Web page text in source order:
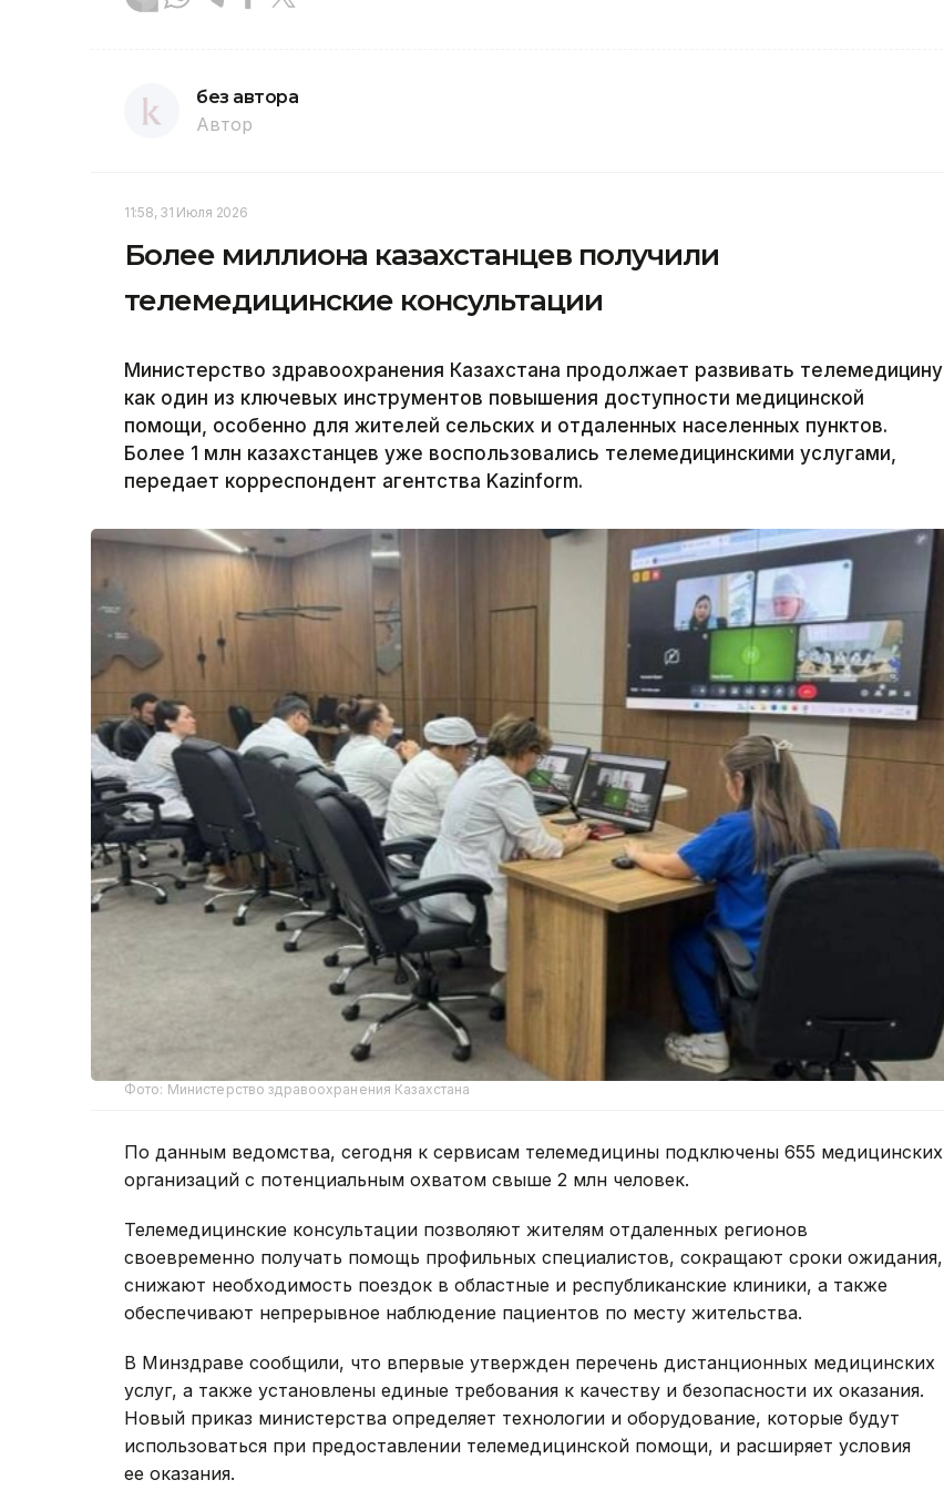
без автора
Автор
11:58, 31 Июля 2026
Более миллиона казахстанцев получили
телемедицинские консультации
Министерство здравоохранения Казахстана продолжает развивать телемедицину
как один из ключевых инструментов повышения доступности медицинской
помощи, особенно для жителей сельских и отдаленных населенных пунктов.
Более 1 млн казахстанцев уже воспользовались телемедицинскими услугами,
передает корреспондент агентства Kazinform.
Фото: Министерство здравоохранения Казахстана
По данным ведомства, сегодня к сервисам телемедицины подключены 655 медицинских
организаций с потенциальным охватом свыше 2 млн человек.
Телемедицинские консультации позволяют жителям отдаленных регионов
своевременно получать помощь профильных специалистов, сокращают сроки ожидания,
снижают необходимость поездок в областные и республиканские клиники, а также
обеспечивают непрерывное наблюдение пациентов по месту жительства.
В Минздраве сообщили, что впервые утвержден перечень дистанционных медицинских
услуг, а также установлены единые требования к качеству и безопасности их оказания.
Новый приказ министерства определяет технологии и оборудование, которые будут
использоваться при предоставлении телемедицинской помощи, и расширяет условия
ее оказания.